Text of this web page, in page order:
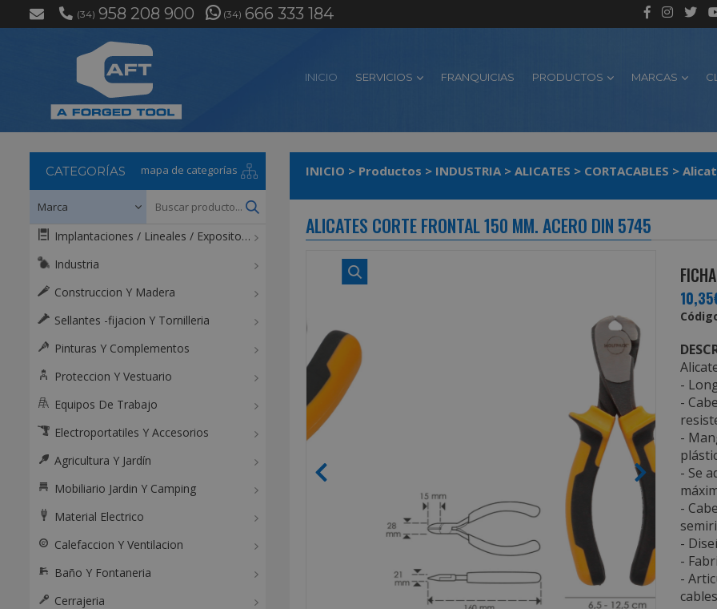
(34) 958 208 900 (34) 666 333 184
INICIO SERVICIOS FRANQUICIAS PRODUCTOS MARCAS
INICIO > Productos > INDUSTRIA > ALICATES > CORTACABLES >
ALICATES CORTE FRONTAL 150 MM. ACERO DIN 5745
-
-
-
- Se
-
-
-
-
CATEGORÍAS mapa de categorías
Implantaciones / Lineales / Expositores / Mostradores
Industria
Construccion Y Madera
Sellantes -fijacion Y Tornilleria
Pinturas Y Complementos
Proteccion Y Vestuario
Equipos De Trabajo
Electroportatiles Y Accesorios
Agricultura Y Jardín
Mobiliario Jardin Y Camping
Material Electrico
Calefaccion Y Ventilacion
Baño Y Fontaneria
Cerrajeria